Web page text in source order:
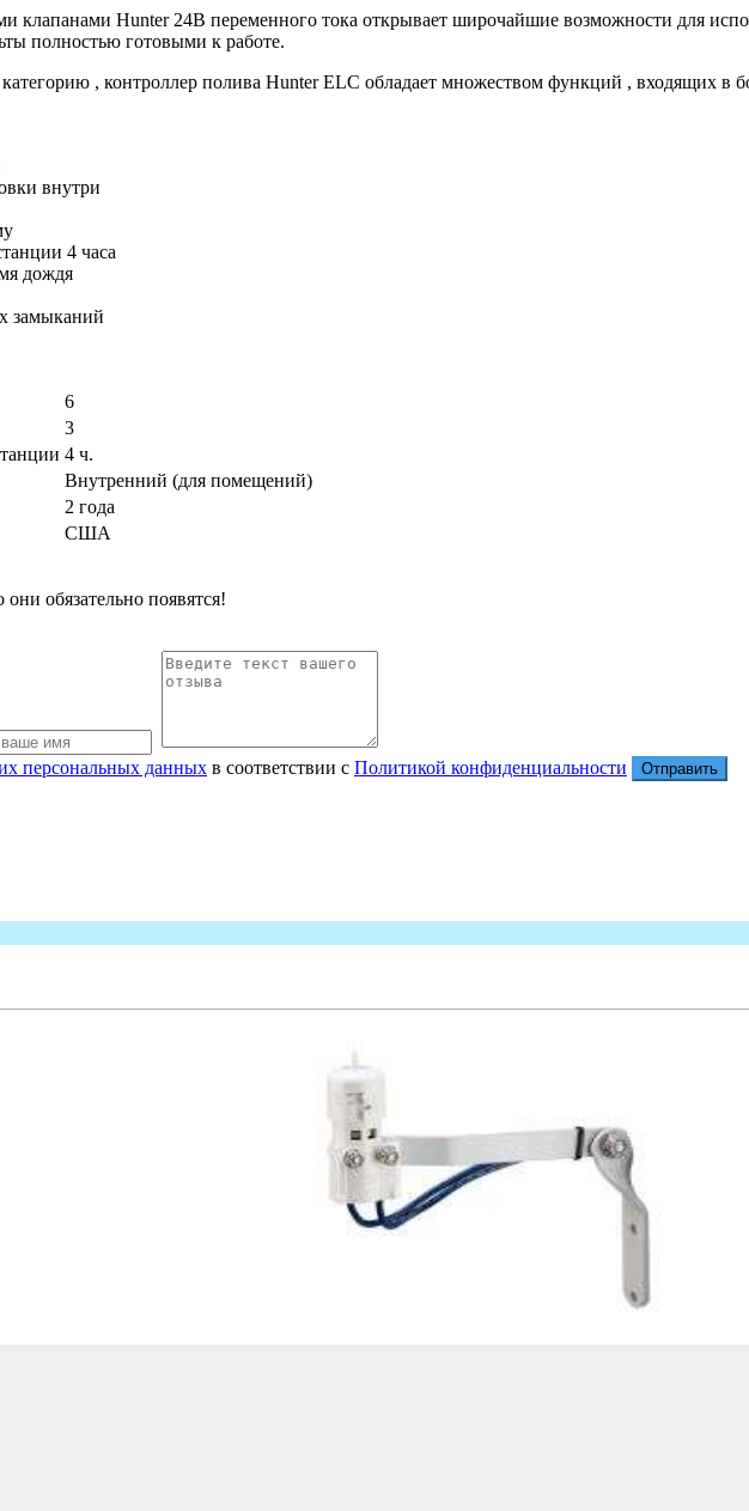
клапанами Hunter 24В переменного тока открывает широчайшие возможности для
полностью готовыми к работе.
, контроллер полива Hunter ELC обладает множеством функций , входящих в
внутри
4 часа
дождя
замыканий
6
3
4 ч.
Внутренний (для помещений)
2 года
США
обязательно появятся!
персональных данных в соответствии с Политикой конфиденциальности Отправить